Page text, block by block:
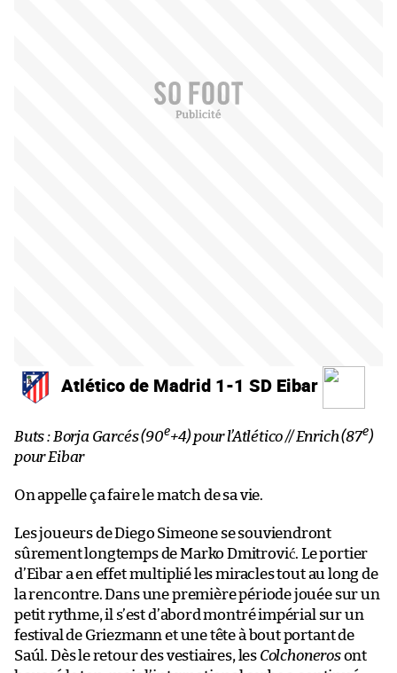
Atlético de Madrid 1-1 SD Eibar
Buts : Borja Garcés (90e+4) pour l’Atlético // Enrich (87e)
pour Eibar
On appelle ça faire le match de sa vie.
Les joueurs de Diego Simeone se souviendront
sûrement longtemps de Marko Dmitrović. Le portier
d’Eibar a en effet multiplié les miracles tout au long de
la rencontre. Dans une première période jouée sur un
petit rythme, il s’est d’abord montré impérial sur un
festival de Griezmann et une tête à bout portant de
Saúl. Dès le retour des vestiaires, les Colchonerosont